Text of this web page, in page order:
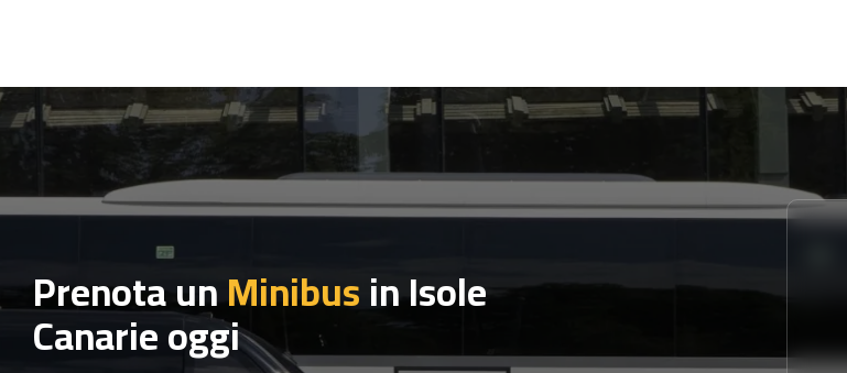
Prenota unMinibusin Isole
Canarie oggi